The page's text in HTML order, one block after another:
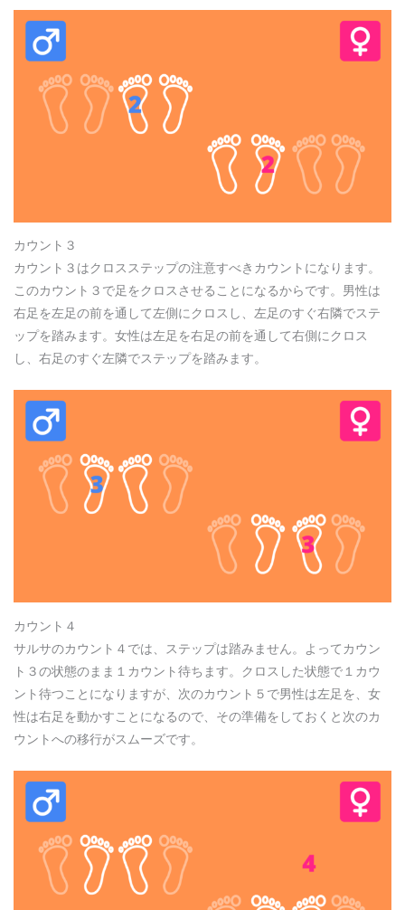
カウント３
カウント３はクロスステップの注意すべきカウントになります。
このカウント３で足をクロスさせることになるからです。男性は
右足を左足の前を通して左側にクロスし、左足のすぐ右隣でステ
ップを踏みます。女性は左足を右足の前を通して右側にクロス
し、右足のすぐ左隣でステップを踏みます。
カウント４
サルサのカウント４では、ステップは踏みません。よってカウン
ト３の状態のまま１カウント待ちます。クロスした状態で１カウ
ント待つことになりますが、次のカウント５で男性は左足を、女
性は右足を動かすことになるので、その準備をしておくと次のカ
ウントへの移行がスムーズです。